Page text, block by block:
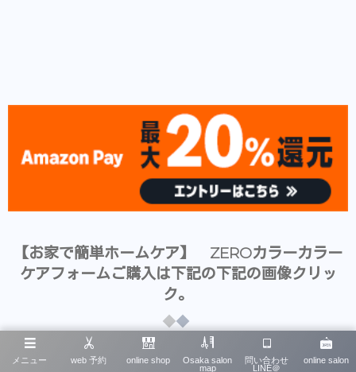
【お家で簡単ホームケア】 ZEROカラーカラー
ケアフォームご購入は下記の下記の画像クリッ
ク。
メニュー web 予約 online shop
Osaka salon
map
問い合わせ
LINE＠
online salon